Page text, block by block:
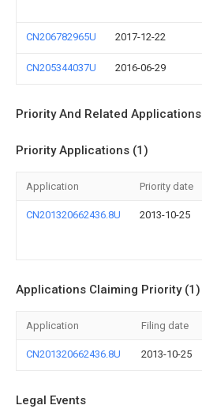
CN206782965U 2017-12-22
CN205344037U 2016-06-29
Priority And Related Applications
Priority Applications (1)
Application Priority date
CN201320662436.8U 2013-10-25
Applications Claiming Priority (1)
Application Filing date
CN201320662436.8U 2013-10-25
Legal Events